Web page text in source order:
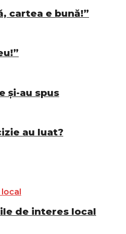
cartea e bună!”
și-au spus
au luat?
de interes local